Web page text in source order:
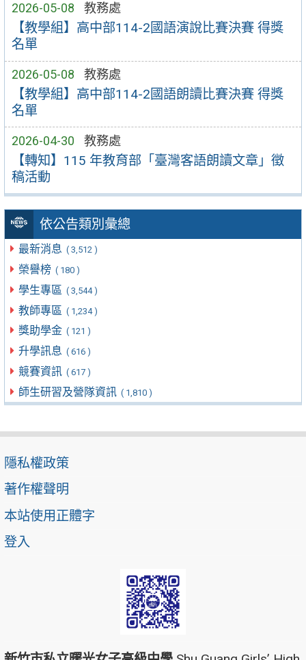
2026-05-08 教務處
【教學組】高中部114-2國語演說比賽決賽 得獎
名單
2026-05-08 教務處
【教學組】高中部114-2國語朗讀比賽決賽 得獎
名單
2026-04-30 教務處
【轉知】115 年教育部「臺灣客語朗讀文章」徵
稿活動
依公告類別彙總
最新消息 ( 3,512 )
榮譽榜 ( 180 )
學生專區 ( 3,544 )
教師專區 ( 1,234 )
獎助學金 ( 121 )
升學訊息 ( 616 )
競賽資訊 ( 617 )
師生研習及營隊資訊 ( 1,810 )
隱私權政策
著作權聲明
本站使用正體字
登入